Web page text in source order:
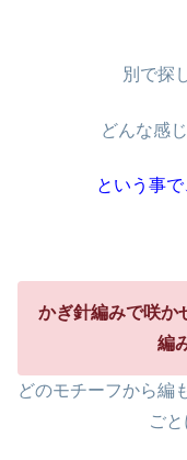
別で探
どんな感
という事
かぎ針編みで咲か
編
どのモチーフから編
ご